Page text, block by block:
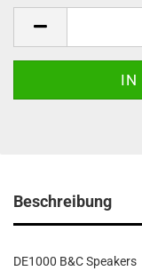
Beschreibung
DE1000 B&C Speakers